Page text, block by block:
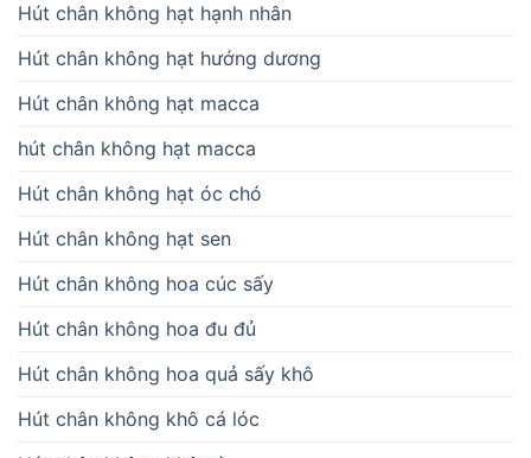
Hút chân không hạt hạnh nhân
Hút chân không hạt hướng dương
Hút chân không hạt macca
hút chân không hạt macca
Hút chân không hạt óc chó
Hút chân không hạt sen
Hút chân không hoa cúc sấy
Hút chân không hoa đu đủ
Hút chân không hoa quả sấy khô
Hút chân không khô cá lóc